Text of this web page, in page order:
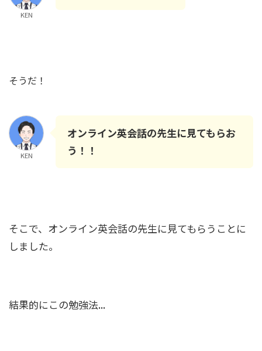
KEN
そうだ！
KEN
オンライン英会話の先生に見てもらお
う！！
そこで、オンライン英会話の先生に見てもらうことに
しました。
結果的にこの勉強法...